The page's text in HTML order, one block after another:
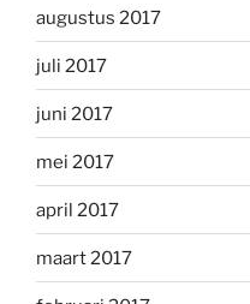
augustus 2017
juli 2017
juni 2017
mei 2017
april 2017
maart 2017